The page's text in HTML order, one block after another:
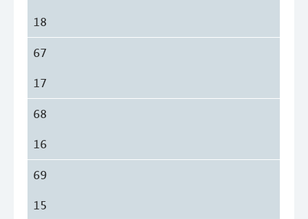
18
67
17
68
16
69
15